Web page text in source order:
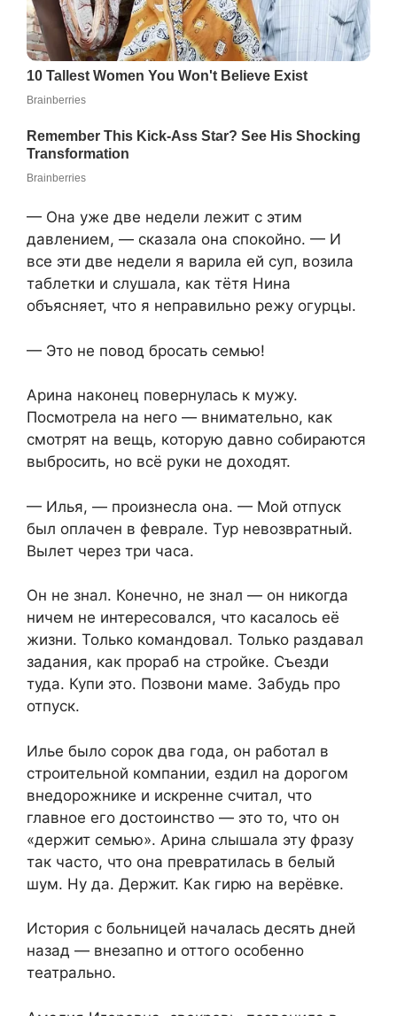
— Она уже две недели лежит с этим
давлением, — сказала она спокойно. — И
все эти две недели я варила ей суп, возила
таблетки и слушала, как тётя Нина
объясняет, что я неправильно режу огурцы.
— Это не повод бросать семью!
Арина наконец повернулась к мужу.
Посмотрела на него — внимательно, как
смотрят на вещь, которую давно собираются
выбросить, но всё руки не доходят.
— Илья, — произнесла она. — Мой отпуск
был оплачен в феврале. Тур невозвратный.
Вылет через три часа.
Он не знал. Конечно, не знал — он никогда
ничем не интересовался, что касалось её
жизни. Только командовал. Только раздавал
задания, как прораб на стройке. Съезди
туда. Купи это. Позвони маме. Забудь про
отпуск.
Илье было сорок два года, он работал в
строительной компании, ездил на дорогом
внедорожнике и искренне считал, что
главное его достоинство — это то, что он
«держит семью». Арина слышала эту фразу
так часто, что она превратилась в белый
шум. Ну да. Держит. Как гирю на верёвке.
История с больницей началась десять дней
назад — внезапно и оттого особенно
театрально.